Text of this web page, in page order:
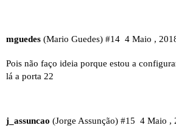
mguedes (Mario Guedes) 4 Maio ,
#14
Pois não faço ideia porque estou a
lá a porta 22
j_assuncao (Jorge Assunção) 4 Maio ,
#15